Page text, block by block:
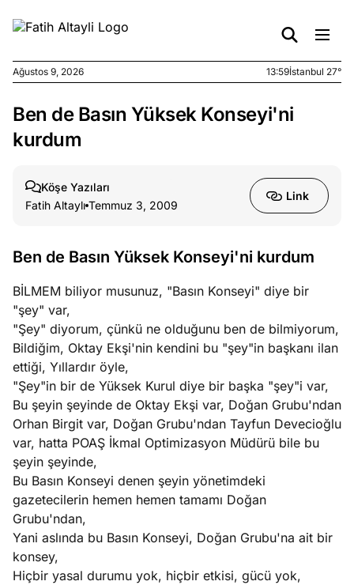
Ağustos
9, 2026
7, 2026
kirli
kimler
Ağustos
6, 2026
yasalar
Yazıları
Yazıları
Ağustos 9, 2026 13:59İstanbul 27°
Ben de Basın Yüksek Konseyi'ni
kurdum
Köşe Yazıları
Fatih Altaylı Temmuz 3, 2009
Link
Ben de Basın Yüksek Konseyi'ni kurdum
BİLMEM biliyor musunuz, "Basın Konseyi" diye bir
"şey" var,
"Şey" diyorum, çünkü ne olduğunu ben de bilmiyorum,
Bildiğim, Oktay Ekşi'nin kendini bu "şey"in başkanı ilan
ettiği, Yıllardır öyle,
"Şey"in bir de Yüksek Kurul diye bir başka "şey"i var,
Bu şeyin şeyinde de Oktay Ekşi var, Doğan Grubu'ndan
Orhan Birgit var, Doğan Grubu'ndan Tayfun Devecioğlu
var, hatta POAŞ İkmal Optimizasyon Müdürü bile bu
şeyin şeyinde,
Bu Basın Konseyi denen şeyin yönetimdeki
gazetecilerin hemen hemen tamamı Doğan
Grubu'ndan,
Yani aslında bu Basın Konseyi, Doğan Grubu'na ait bir
konsey,
Hiçbir yasal durumu yok, hiçbir etkisi, gücü yok,